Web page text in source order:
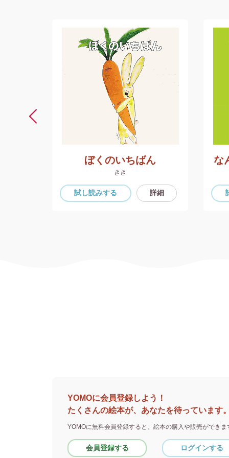
ぼくのいちばん
きき
試し読みする 詳細
な
YOMOに会員登録しよう！
たくさんの絵本が、あなたを待っています
YOMOに無料会員登録すると、 絵本の購入や販売ができま
会員登録する ログインする